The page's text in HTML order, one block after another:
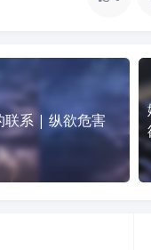
联系 | 纵欲危害